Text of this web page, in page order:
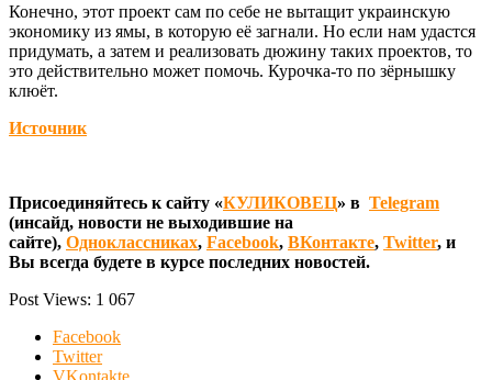
Конечно, этот проект сам по себе не вытащит украинскую
экономику из ямы, в которую её загнали. Но если нам удастся
придумать, а затем и реализовать дюжину таких проектов, то
это действительно может помочь. Курочка-то по зёрнышку
клюёт.
Источник
Присоединяйтесь к сайту «КУЛИКОВЕЦ» в Telegram
(инсайд, новости не выходившие на
сайте), Одноклассниках, Facebook, ВКонтакте, Twitter, и
Вы всегда будете в курсе последних новостей.
Post Views: 1 067
Facebook
Twitter
VKontakte